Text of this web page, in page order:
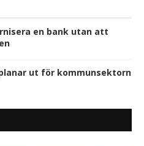
en bank utan att
ut för kommunsektorn